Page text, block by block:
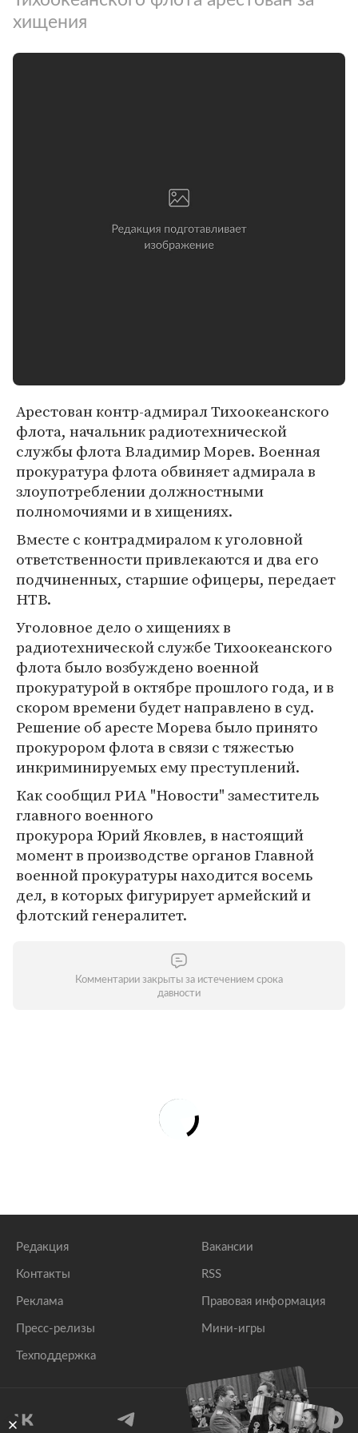
хищения
Арестован контр-адмирал Тихоокеанского
флота, начальник радиотехнической
службы флота Владимир Морев. Военная
прокуратура флота обвиняет адмирала в
злоупотреблении должностными
полномочиями и в хищениях.
Вместе с контрадмиралом к уголовной
ответственности привлекаются и два его
подчиненных, старшие офицеры, передает
НТВ.
Уголовное дело о хищениях в
радиотехнической службе Тихоокеанского
флота было возбуждено военной
прокуратурой в октябре прошлого года, и в
скором времени будет направлено в суд.
Решение об аресте Морева было принято
прокурором флота в связи с тяжестью
инкриминируемых ему преступлений.
Как сообщил РИА "Новости" заместитель
главного военного
прокурора Юрий Яковлев, в настоящий
момент в производстве органов Главной
военной прокуратуры находится восемь
дел, в которых фигурирует армейский и
флотский генералитет.
Комментарии закрыты за истечением срока
давности
Редакция
Контакты
Реклама
Пресс-релизы
Техподдержка
Вакансии
RSS
Правовая информация
Мини-игры